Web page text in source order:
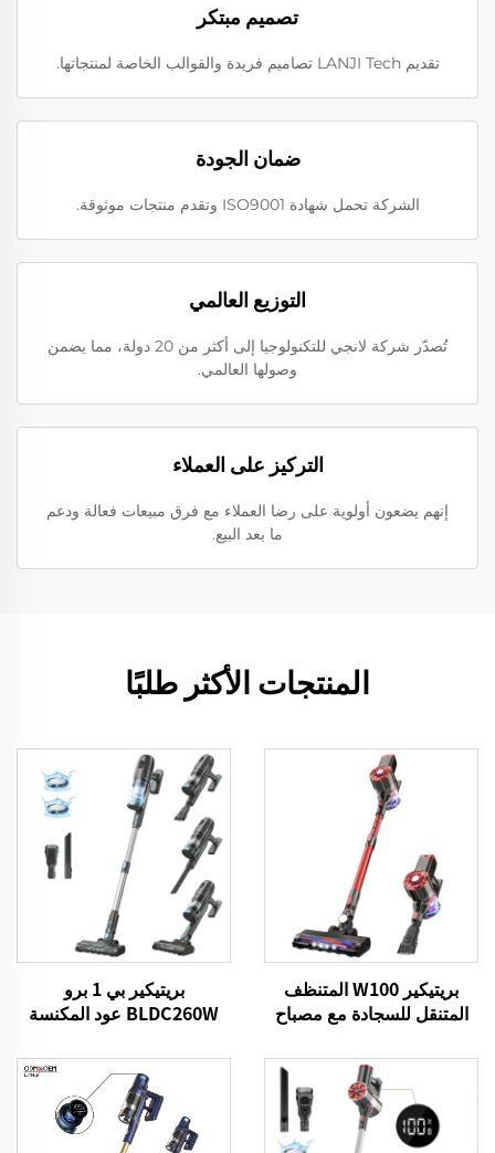
تصميم مبتكر
تقديم LANJI Tech تصاميم فريدة والقوالب الخاصة لمنتجاتها.
ضمان الجودة
الشركة تحمل شهادة ISO9001 وتقدم منتجات موثوقة.
التوزيع العالمي
تُصدّر شركة لانجي للتكنولوجيا إلى أكثر من 20 دولة، مما يضمن
وصولها العالمي.
التركيز على العملاء
إنهم يضعون أولوية على رضا العملاء مع فرق مبيعات فعالة ودعم
ما بعد البيع.
المنتجات الأكثر طلبًا
بريتيكير W100 المتنظف
المتنقل للسجادة مع مصباح
بريتيكير بي 1 برو
BLDC260W عود المكنسة